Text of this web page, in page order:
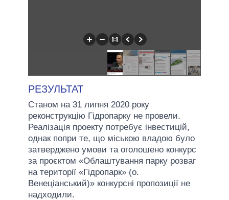
РЕЗУЛЬТАТ
Станом на 31 липня 2020 року
реконструкцію Гідропарку не провели.
Реалізація проекту потребує інвестицій,
однак попри те, що міською владою було
затверджено умови та оголошено конкурс
за проєктом «Облаштування парку розваг
на території «Гідропарк» (о.
Венеціанський)» конкурсні пропозиції не
надходили.